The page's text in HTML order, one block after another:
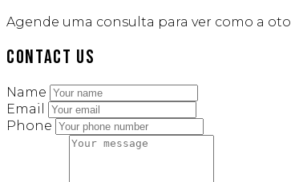
Agende uma consulta para ver como a
Contact Us
Name
Email
Phone